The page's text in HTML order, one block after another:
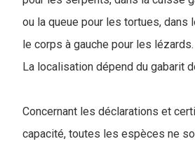
ou la queue pour les tortues, dans
le corps à gauche pour les lézards.
La localisation dépend du gabarit
Concernant les déclarations et
capacité, toutes les espèces ne